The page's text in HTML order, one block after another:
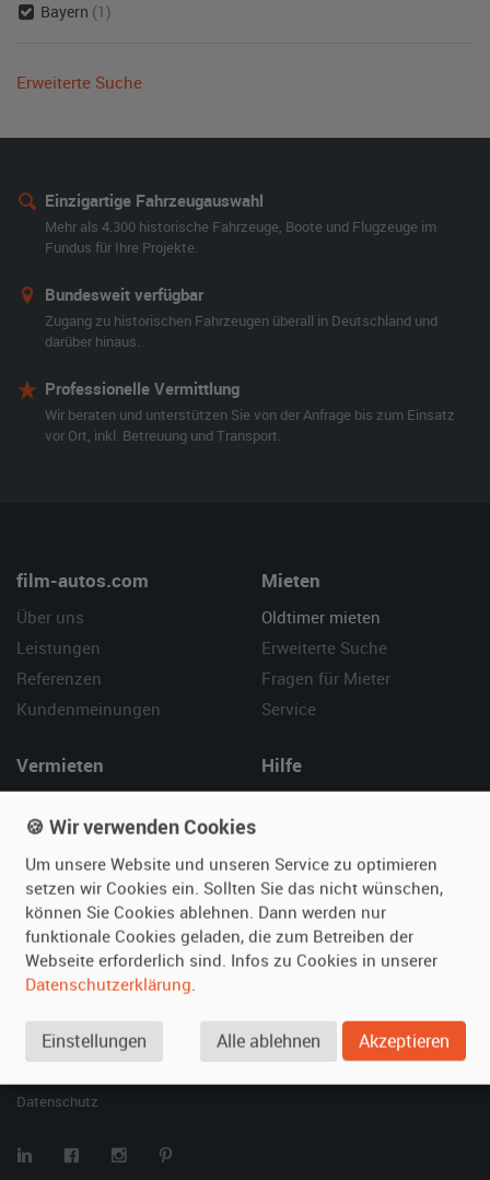
Bayern (1)
Erweiterte Suche
Einzigartige Fahrzeugauswahl
Mehr als 4.300 historische Fahrzeuge, Boote und Flugzeuge im
Fundus für Ihre Projekte.
Bundesweit verfügbar
Zugang zu historischen Fahrzeugen überall in Deutschland und
darüber hinaus.
Professionelle Vermittlung
Wir beraten und unterstützen Sie von der Anfrage bis zum Einsatz
vor Ort, inkl. Betreuung und Transport.
film-autos.com
Über uns
Leistungen
Referenzen
Kundenmeinungen
Mieten
Oldtimer mieten
Erweiterte Suche
Fragen für Mieter
Service
Vermieten
Fotos senden
Fragen für Vermieter
Inserat verwalten
Hilfe
Kontakt
SPECIAL
Berühmte Filmautos –
Datenschutz
🍪 Wir verwenden Cookies
Um unsere Website und unseren Service zu optimieren
setzen wir Cookies ein. Sollten Sie das nicht wünschen,
können Sie Cookies ablehnen. Dann werden nur
funktionale Cookies geladen, die zum Betreiben der
Webseite erforderlich sind. Infos zu Cookies in unserer
Datenschutzerklärung.
Einstellungen Alle ablehnen Akzeptieren